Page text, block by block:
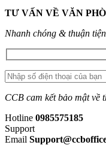
TƯ VẤN VỀ VĂN
Nhanh chóng & thuận tiện
CCB cam kết bảo mật về
Hotline 0985575185
Support
Email